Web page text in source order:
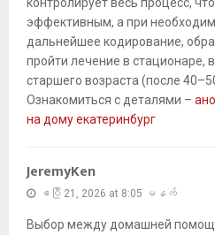
эффективным, а при
дальнейшее кодирование,
пройти лечение в стационаре,
старшего возраста (после
Ознакомиться с деталями –
на дому екатеринбург
JeremyKen
ဧပြီ 21, 2026 at 8:05 မနက်
Выбор между домашней